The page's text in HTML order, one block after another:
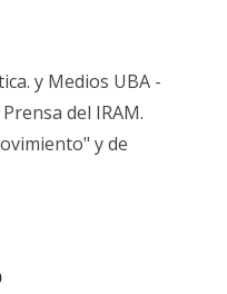
y Medios UBA -
del IRAM.
y de